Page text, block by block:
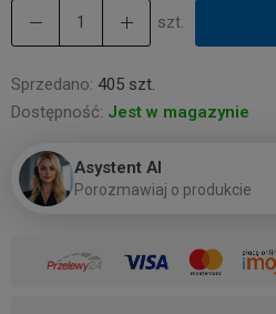
szt.
Sprzedano: 405 szt.
Dostępność: Jest w magazynie
Asystent AI
Porozmawiaj o produkcie